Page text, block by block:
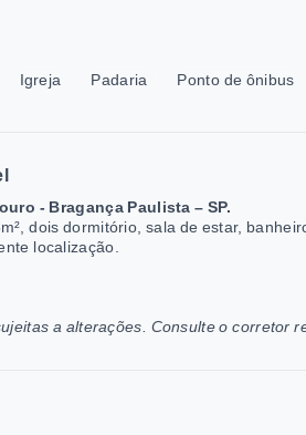
Igreja Padaria Ponto de ônibus
- Bragança Paulista – SP.
dois dormitório, sala de estar,
localização.
a alterações. Consulte o corretor